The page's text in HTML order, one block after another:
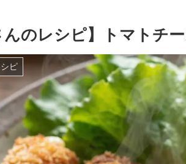
んのレシピ】トマトチ
ピ